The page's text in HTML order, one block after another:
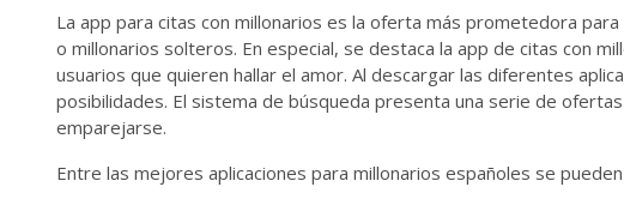
La app para citas con millonarios es la oferta más prometedora
o millonarios solteros. En especial, se destaca la app de citas con
usuarios que quieren hallar el amor. Al descargar las diferentes
posibilidades. El sistema de búsqueda presenta una serie de
emparejarse.
Entre las mejores aplicaciones para millonarios españoles se